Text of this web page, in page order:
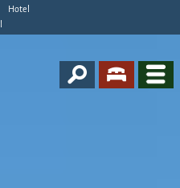
Hotel